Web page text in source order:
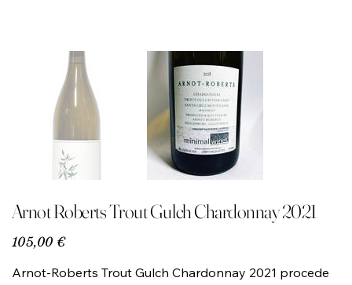
Arnot Roberts Trout Gulch Chardonnay 2021
Precio
105,00 €
Arnot-Roberts Trout Gulch Chardonnay 2021 procede